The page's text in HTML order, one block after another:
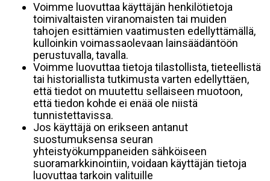
Voimme luovuttaa käyttäjän henkilötietoja
toimivaltaisten viranomaisten tai muiden
tahojen esittämien vaatimusten edellyttämällä,
kulloinkin voimassaolevaan lainsäädäntöön
perustuvalla, tavalla.
Voimme luovuttaa tietoja tilastollista, tieteellistä
tai historiallista tutkimusta varten edellyttäen,
että tiedot on muutettu sellaiseen muotoon,
että tiedon kohde ei enää ole niistä
tunnistettavissa.
Jos käyttäjä on erikseen antanut
suostumuksensa seuran
yhteistyökumppaneiden sähköiseen
suoramarkkinointiin, voidaan käyttäjän tietoja
luovuttaa tarkoin valituille